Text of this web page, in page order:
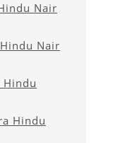
Nair
Nair
Hindu
Hindu